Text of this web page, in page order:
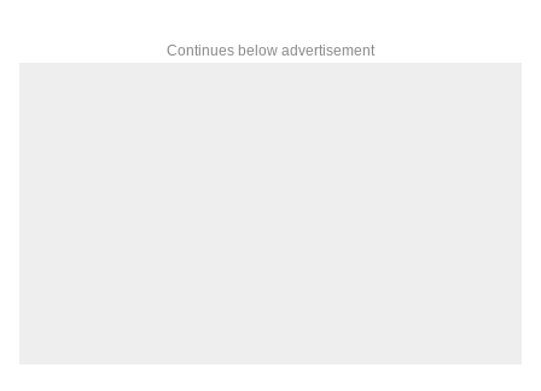
Continues below advertisement